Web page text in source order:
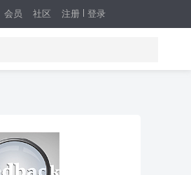
注册 登录
会员 社区